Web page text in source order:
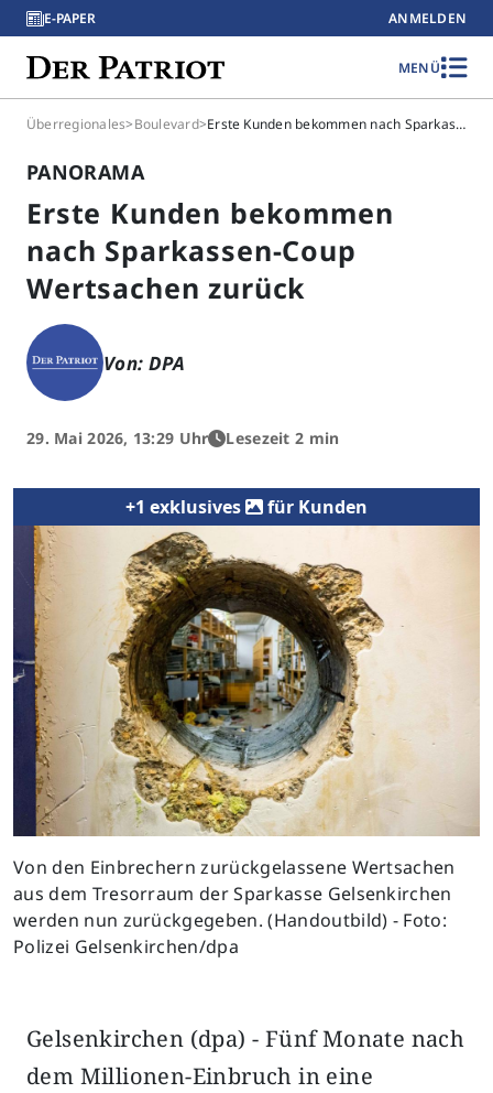
E-PAPER ANMELDEN
MENÜ
Überregionales>Boulevard> Erste Kunden bekommen nach Sparkassen-Coup Wertsachen zurück
PANORAMA
Erste Kunden bekommen
nach Sparkassen-Coup
Wertsachen zurück
Von: DPA
29. Mai 2026, 13:29 Uhr Lesezeit 2 min
+1 exklusives für Kunden
Von den Einbrechern zurückgelassene Wertsachen
aus dem Tresorraum der Sparkasse Gelsenkirchen
werden nun zurückgegeben. (Handoutbild) - Foto:
Polizei Gelsenkirchen/dpa
Gelsenkirchen (dpa) - Fünf Monate nach
dem Millionen-Einbruch in eine